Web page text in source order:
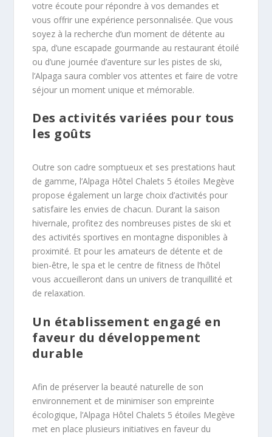
votre écoute pour répondre à vos demandes et
vous offrir une expérience personnalisée. Que vous
soyez à la recherche d’un moment de détente au
spa, d’une escapade gourmande au restaurant étoilé
ou d’une journée d’aventure sur les pistes de ski,
l’Alpaga saura combler vos attentes et faire de votre
séjour un moment unique et mémorable.
Des activités variées pour tous
les goûts
Outre son cadre somptueux et ses prestations haut
de gamme, l’Alpaga Hôtel Chalets 5 étoiles Megève
propose également un large choix d’activités pour
satisfaire les envies de chacun. Durant la saison
hivernale, profitez des nombreuses pistes de ski et
des activités sportives en montagne disponibles à
proximité. Et pour les amateurs de détente et de
bien-être, le spa et le centre de fitness de l’hôtel
vous accueilleront dans un univers de tranquillité et
de relaxation.
Un établissement engagé en
faveur du développement
durable
Afin de préserver la beauté naturelle de son
environnement et de minimiser son empreinte
écologique, l’Alpaga Hôtel Chalets 5 étoiles Megève
met en place plusieurs initiatives en faveur du